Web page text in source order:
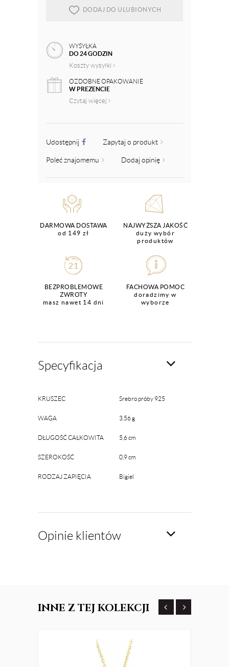
DODAJ DO ULUBIONYCH
WYSYŁKA
DO 24 GODZIN
Koszty wysyłki
OZDOBNE OPAKOWANIE
W PREZENCIE
Czytaj więcej
Udostępnij Zapytaj o produkt
Poleć znajomemu Dodaj opinię
DARMOWA DOSTAWA
od 149 zł
NAJWYŻSZA JAKOŚĆ
duży wybór
produktów
BEZPROBLEMOWE
ZWROTY
masz nawet 14 dni
FACHOWA POMOC
doradzimy w
wyborze
Specyfikacja
KRUSZEC Srebro próby 925
WAGA 3.56 g
DŁUGOŚĆ CAŁKOWITA 5,6 cm
SZEROKOŚĆ 0,9 cm
RODZAJ ZAPIĘCIA Bigiel
Opinie klientów
INNE Z TEJ KOLEKCJI